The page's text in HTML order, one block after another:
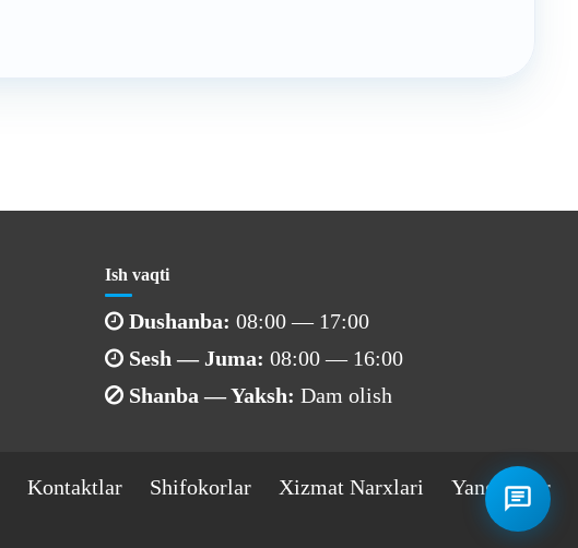
Ish vaqti
Dushanba: 08:00 — 17:00
Sesh — Juma: 08:00 — 16:00
Shanba — Yaksh: Dam olish
Kontaktlar Shifokorlar Xizmat Narxlari Yangiliklar